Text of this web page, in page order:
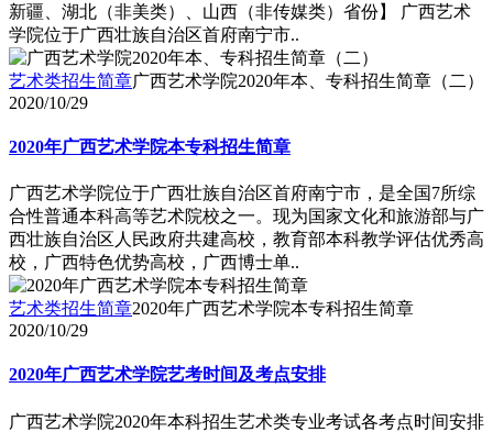
新疆、湖北（非美类）、山西（非传媒类）省份】 广西艺术
学院位于广西壮族自治区首府南宁市..
艺术类招生简章广西艺术学院2020年本、专科招生简章（二）
2020/10/29
2020年广西艺术学院本专科招生简章
广西艺术学院位于广西壮族自治区首府南宁市，是全国7所综
合性普通本科高等艺术院校之一。现为国家文化和旅游部与广
西壮族自治区人民政府共建高校，教育部本科教学评估优秀高
校，广西特色优势高校，广西博士单..
艺术类招生简章2020年广西艺术学院本专科招生简章
2020/10/29
2020年广西艺术学院艺考时间及考点安排
广西艺术学院2020年本科招生艺术类专业考试各考点时间安排